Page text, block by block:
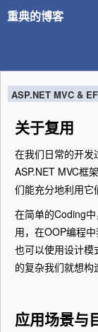
重典的博客
ASP.NET MVC &
关于复用
在我们日常的开发
ASP.NET MVC框
们能充分地利用它
在简单的Coding
用，在OOP编程
也可以使用设计模
的复杂我们就想构
应用场景与